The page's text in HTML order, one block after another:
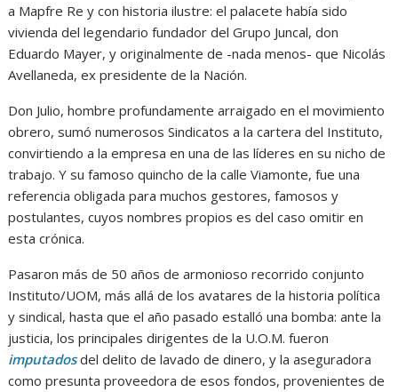
a Mapfre Re y con historia ilustre: el palacete había sido
vivienda del legendario fundador del Grupo Juncal, don
Eduardo Mayer, y originalmente de -nada menos- que Nicolás
Avellaneda, ex presidente de la Nación.
Don Julio, hombre profundamente arraigado en el movimiento
obrero, sumó numerosos Sindicatos a la cartera del Instituto,
convirtiendo a la empresa en una de las líderes en su nicho de
trabajo. Y su famoso quincho de la calle Viamonte, fue una
referencia obligada para muchos gestores, famosos y
postulantes, cuyos nombres propios es del caso omitir en
esta crónica.
Pasaron más de 50 años de armonioso recorrido conjunto
Instituto/UOM, más allá de los avatares de la historia política
y sindical, hasta que el año pasado estalló una bomba: ante la
justicia, los principales dirigentes de la U.O.M. fueron
imputados del delito de lavado de dinero, y la aseguradora
como presunta proveedora de esos fondos, provenientes de